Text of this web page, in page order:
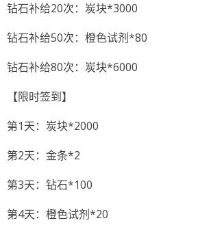
钻石补给20次：炭块*3000
钻石补给50次：橙色试剂*80
钻石补给80次：炭块*6000
【限时签到】
第1天：炭块*2000
第2天：金条*2
第3天：钻石*100
第4天：橙色试剂*20